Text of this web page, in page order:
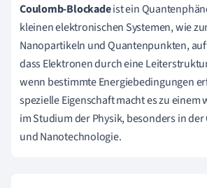
Coulomb-Blockadeist ein
kleinen elektronischen Systemen, wie
Nanopartikeln und Quantenpunkten,
dass Elektronen durch eine
wenn bestimmte Energiebedingungen
spezielle Eigenschaft macht es zu einem
im Studium der Physik, besonders in
und Nanotechnologie.